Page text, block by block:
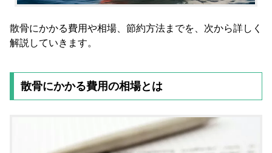
散骨にかかる費用や相場、節約方法までを、次から詳しく
解説していきます。
散骨にかかる費用の相場とは